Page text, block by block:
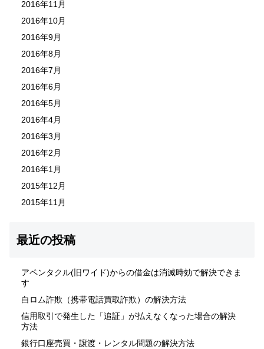
2016年11月
2016年10月
2016年9月
2016年8月
2016年7月
2016年6月
2016年5月
2016年4月
2016年3月
2016年2月
2016年1月
2015年12月
2015年11月
最近の投稿
アペンタクル(旧ワイド)からの借金は消滅時効で解決できま
す
白ロム詐欺（携帯電話買取詐欺）の解決方法
信用取引で発生した「追証」が払えなくなった場合の解決
方法
銀行口座売買・譲渡・レンタル問題の解決方法